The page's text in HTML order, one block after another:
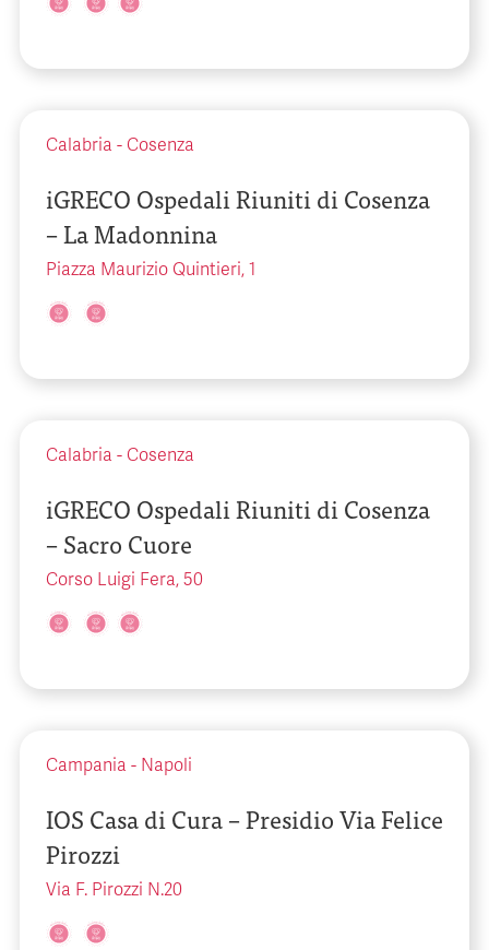
Calabria - Cosenza
iGRECO Ospedali Riuniti di Cosenza
– La Madonnina
Piazza Maurizio Quintieri, 1
Calabria - Cosenza
iGRECO Ospedali Riuniti di Cosenza
– Sacro Cuore
Corso Luigi Fera, 50
Campania - Napoli
IOS Casa di Cura – Presidio Via Felice
Pirozzi
Via F. Pirozzi N.20